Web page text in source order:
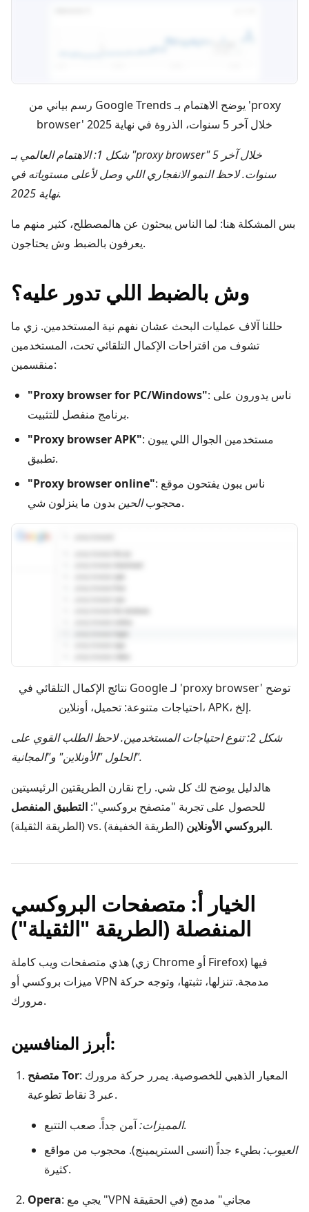
رسم بياني من Google Trends يوضح الاهتمام بـ 'proxy
browser' خلال آخر 5 سنوات، الذروة في نهاية 2025
شكل 1: الاهتمام العالمي بـ "proxy browser" خلال آخر 5
سنوات. لاحظ النمو الانفجاري اللي وصل لأعلى مستوياته في
نهاية 2025.
بس المشكلة هنا: لما الناس يبحثون عن هالمصطلح، كثير منهم ما
يعرفون بالضبط وش يحتاجون.
وش بالضبط اللي تدور عليه؟
حللنا آلاف عمليات البحث عشان نفهم نية المستخدمين. زي ما
تشوف من اقتراحات الإكمال التلقائي تحت، المستخدمين
منقسمين:
"Proxy browser for PC/Windows": ناس يدورون على
برنامج منفصل للتثبيت.
"Proxy browser APK": مستخدمين الجوال اللي يبون
تطبيق.
"Proxy browser online": ناس يبون يفتحون موقع
محجوبالحين بدون ما ينزلون شي.
نتائج الإكمال التلقائي في Google لـ 'proxy browser' توضح
احتياجات متنوعة: تحميل، أونلاين، APK، إلخ.
شكل 2: تنوع احتياجات المستخدمين. لاحظ الطلب القوي على
الحلول "الأونلاين" و"المجانية".
هالدليل يوضح لك كل شي. راح نقارن الطريقتين الرئيسيتين
للحصول على تجربة "متصفح بروكسي": التطبيق المنفصل
(الطريقة الثقيلة) vs.
البروكسي الأونلاين(الطريقة الخفيفة).
الخيار أ: متصفحات البروكسي
المنفصلة (الطريقة "الثقيلة")
هذي متصفحات ويب كاملة (زي Chrome أو Firefox) فيها
ميزات بروكسي أو VPN مدمجة. تنزلها، تثبتها، وتوجه حركة
مرورك.
أبرز المنافسين:
متصفح Tor: المعيار الذهبي للخصوصية. يمرر حركة مرورك
عبر 3 نقاط تطوعية.
المميزات:آمن جداً. صعب التتبع.
العيوب: بطيء جداً (انسى الستريمينج). محجوب من مواقع
كثيرة.
Opera: يجي مع "VPN مجاني" مدمج (في الحقيقة